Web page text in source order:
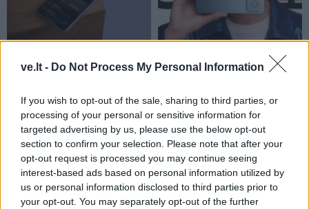
ve.lt - Do Not Process My Personal Information
If you wish to opt-out of the sale, sharing to third parties, or
processing of your personal or sensitive information for
targeted advertising by us, please use the below opt-out
section to confirm your selection. Please note that after your
opt-out request is processed you may continue seeing
interest-based ads based on personal information utilized by
us or personal information disclosed to third parties prior to
your opt-out. You may separately opt-out of the further
„Samsung“ telefonuose
10 GB atminties
neištrinant programėlių
Vartotojai išrinko
„Android“ telefonus:
lyderis nustebino